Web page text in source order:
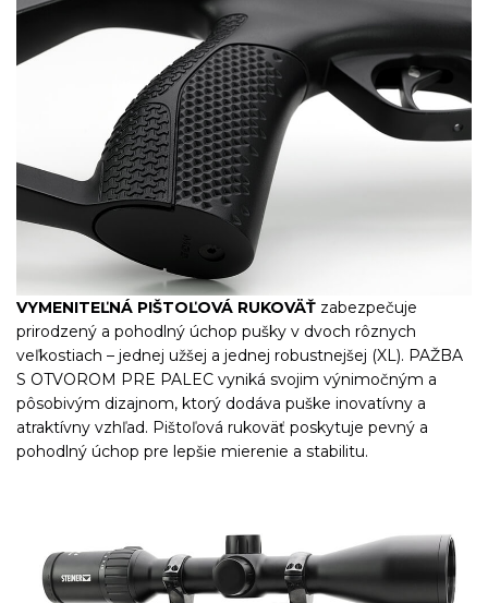
VYMENITEĽNÁ PIŠTOĽOVÁ RUKOVÄŤ zabezpečuje
prirodzený a pohodlný úchop pušky v dvoch rôznych
veľkostiach – jednej užšej a jednej robustnejšej (XL). PAŽBA
S OTVOROM PRE PALEC vyniká svojim výnimočným a
pôsobivým dizajnom, ktorý dodáva puške inovatívny a
atraktívny vzhľad. Pištoľová rukoväť poskytuje pevný a
pohodlný úchop pre lepšie mierenie a stabilitu.